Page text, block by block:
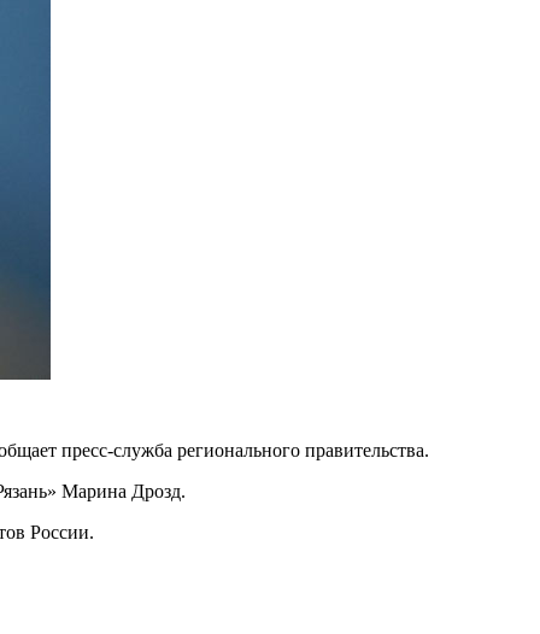
пресс-служба регионального правительства.
Марина Дрозд.
России.